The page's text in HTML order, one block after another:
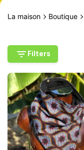
La maison Boutique
Filters